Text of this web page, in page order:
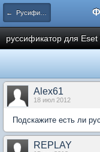
← Русификаторы
руссификатор для
Alex61
18 июл 2012
Подскажите есть ли
REPLAY